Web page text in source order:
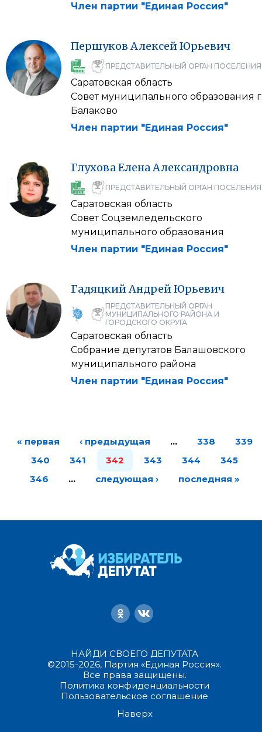
Член партии "Единая Россия"
Першуков АлексейЮрьевич
ПРЕДСТАВИТЕЛЬНЫЙ ОРГАН ПОСЕЛЕНИЯ
Саратовская область
Совет муниципального образования
Балаково
Член партии "Единая Россия"
ГлуховаЕленаАлександровна
ПРЕДСТАВИТЕЛЬНЫЙ ОРГАН ПОСЕЛЕНИЯ
Саратовская область
Совет Соцземледельского
муниципального образования
Член партии "Единая Россия"
ГадяцкийАндрейЮрьевич
ПРЕДСТАВИТЕЛЬНЫЙ ОРГАН
МУНИЦИПАЛЬНОГО РАЙОНА И
ГОРОДСКОГО ОКРУГА
Саратовская область
Собрание депутатов Балашовского
муниципального района
Член партии "Единая Россия"
« первая ‹ предыдущая … 338
339
340
341 342 343 344
345
346
… следующая › последняя »
НАЙДИ СВОЕГО ДЕПУТАТА
©2015-2026, Партия «Единая Россия».
Все права защищены.
Политика конфиденциальности
Пользовательское соглашение
Наверх